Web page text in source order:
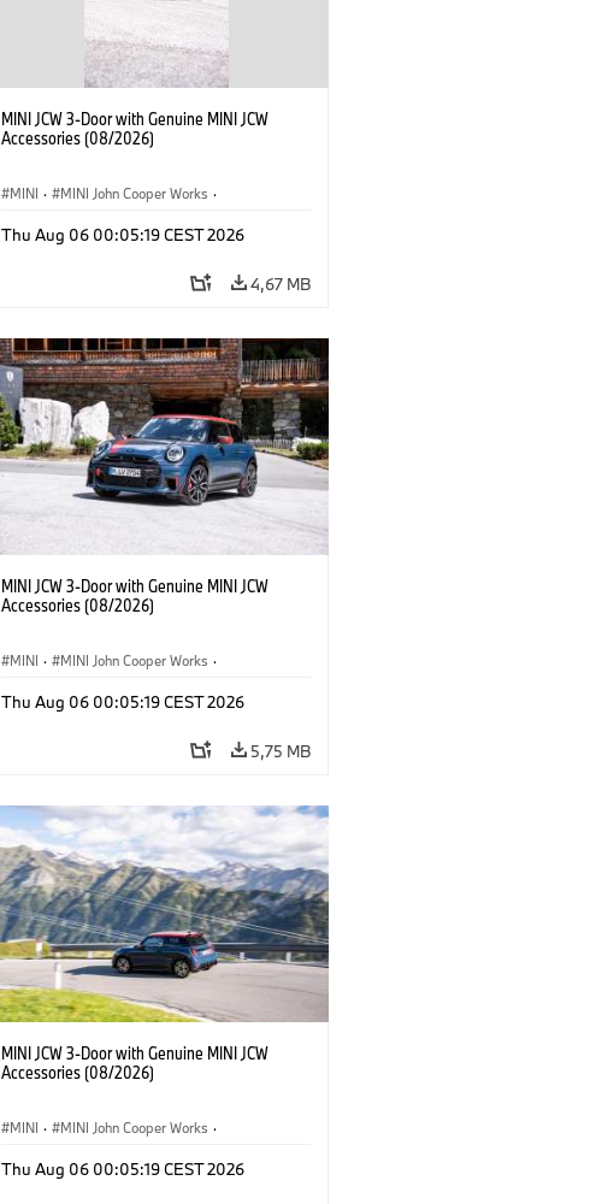
MINI JCW 3-Door with Genuine MINI JCW
Accessories (08/2026)
MINI · MINI John Cooper Works ·
Opcjonalne dodatki, akcesoria
Thu Aug 06 00:05:19 CEST 2026
4,67 MB
MINI JCW 3-Door with Genuine MINI JCW
Accessories (08/2026)
MINI · MINI John Cooper Works ·
Opcjonalne dodatki, akcesoria
Thu Aug 06 00:05:19 CEST 2026
5,75 MB
MINI JCW 3-Door with Genuine MINI JCW
Accessories (08/2026)
MINI · MINI John Cooper Works ·
Opcjonalne dodatki, akcesoria
Thu Aug 06 00:05:19 CEST 2026